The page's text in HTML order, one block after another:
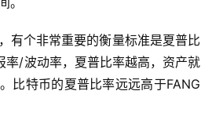
有个非常重要的衡量标准是夏普比
率/波动率，夏普比率越高，资产就
比特币的夏普比率远远高于FANG